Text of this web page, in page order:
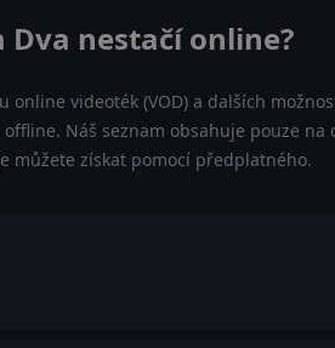
nestačí online?
videoték (VOD) a dalších
Náš seznam obsahuje pouze
můžete získat pomocí předplatného.